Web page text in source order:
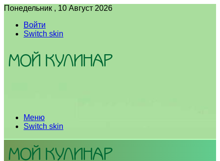
Понедельник , 10 Август 2026
Войти
Switch skin
Меню
Switch skin